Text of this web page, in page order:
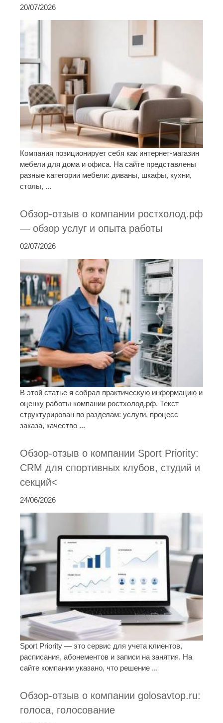
20/07/2026
Компания позиционирует себя как интернет-магазин
мебели для дома и офиса. На сайте представлены
разные категории мебели: диваны, шкафы, кухни,
столы, ...
Обзор-отзыв о компании ростхолод.рф
— обзор услуг и опыта работы
02/07/2026
В этой статье я собрал практическую информацию и
оценку работы компании ростхолод.рф. Текст
структурирован по разделам: услуги, процесс
заказа, качество ...
Обзор-отзыв о компании Sport Priority:
CRM для спортивных клубов, студий и
секций<
24/06/2026
Sport Priority — это сервис для учета клиентов,
расписания, абонементов и записи на занятия. На
сайте компании указано, что решение ...
Обзор-отзыв о компании golosavtop.ru:
голоса, голосование